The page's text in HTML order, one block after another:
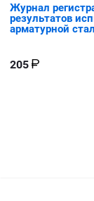
Журнал
результатов
арматурной
205